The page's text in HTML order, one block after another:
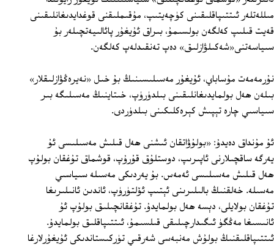
مىللەتلەر ئىتتىپاقلىقىنى كۈچەيتىپ، مۇقىملىقنى قوغدايدىغانلىقىنى
قەيت قىلىپ كەلگەن بولسىمۇ، بىراق ئۇيغۇر پائالىيەتچىلەر بۇ
سىياسەتنى«شەكىلۋازلىق» دەپ تەنقىدلەپ كەلگەن.
نۇرمەمەت مۇساباي، ئۇيغۇر مەسىلىسىنىڭ بۇ خىل «نەيرەڭۋازلىقلار»
بىلەن ھەل بولمايدىغانلىقىنى بىلدۈرۈپ، خىتاينىڭ مەسىلىگە بىر
سىياسىي چارە تېپىش كېرەكلىكىنى بىلدۈردى.
ئۇ مۇنداق دەيدۇ: «بولۇۋاتقان ئىشنى ھەل قىلىش مەسىلىسى ئۇ
يەرگە ساقچىلارنى ئاپىرىپ، دوستلۇق قۇرۇپ، قوشماق تۇغقان بولۇپ
ھەل قىلىش مەسىلىسى ئەمەس. بۇ يەردىكى مەسىلە سىياسىي
مەسىلە. خەلقنىڭ بالىلىرىنى ئېتىپ ئۆلتۈرۈپ، ئاندىن ئانىلىرىغا
تۇغقان بولايلى، دېسە ھەل بولمايدۇ. تۇغقانچىلىق بولۇپ ئۇ
ئانىسىغا مەڭگۈ ئىگىدارچىلىقى قىلسىمۇ، ئىتتىپاقلىق بولمايدۇ.
ئىتتىپاقلىقنىڭ بولۇش مەنبەسى شەرقىي تۈركىستاندىكى ئۇيغۇرلارغا